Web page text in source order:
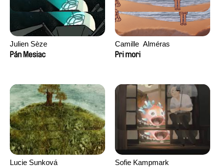
Julien Sèze
Pán Mesiac
Camille​ ​ ​Alméras
Pri mori
Lucie Sunková
Sofie Kampmark